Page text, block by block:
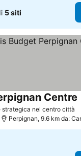
5 siti
strategica nel centro città
Centre
Perpignan, 9.6 km da: